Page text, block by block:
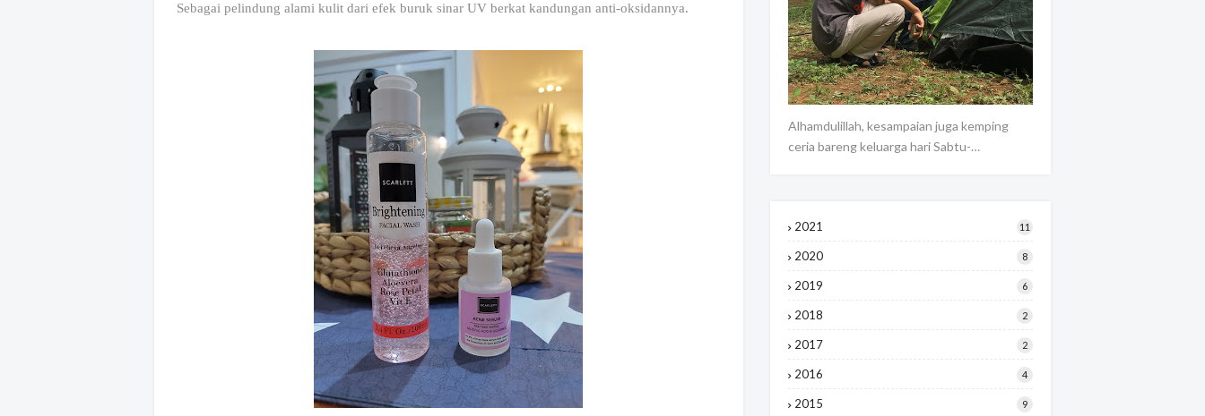
Sebagai pelindung alami kulit dari efek buruk sinar UV berkat kandungan anti-oksidannya.
Alhamdulillah, kesampaian juga kemping
ceria bareng keluarga hari Sabtu-…
2021 11
2020 8
2019 6
2018 2
2017 2
2016 4
2015 9